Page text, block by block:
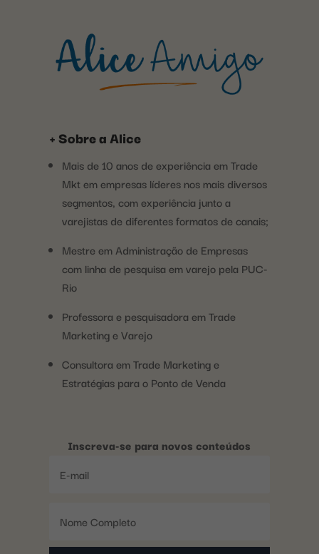
+ Sobre a Alice
Mais de 10 anos de experiência em Trade
Mkt em empresas líderes nos mais diversos
segmentos, com experiência junto a
varejistas de diferentes formatos de canais;
Mestre em Administração de Empresas
com linha de pesquisa em varejo pela PUC-
Rio
Professora e pesquisadora em Trade
Marketing e Varejo
Consultora em Trade Marketing e
Estratégias para o Ponto de Venda
Inscreva-se para novos conteúdos